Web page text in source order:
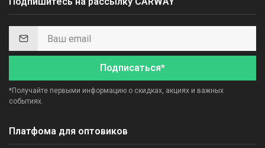
Подписаться*
*Получайте первыми информацию о скидках, акциях и важных
событиях.
Платфома для оптовиков